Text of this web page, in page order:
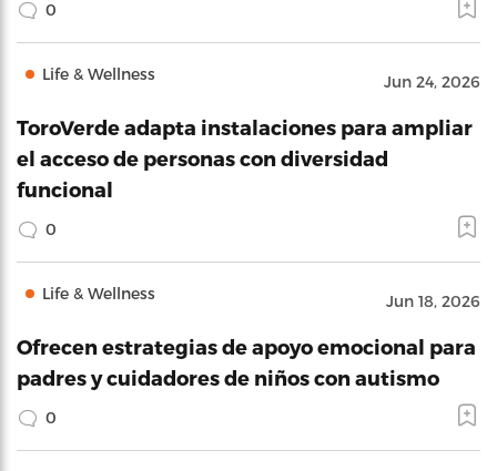
0
Life & Wellness Jun 24, 2026
ToroVerde adapta instalaciones para ampliar
el acceso de personas con diversidad
funcional
0
Life & Wellness Jun 18, 2026
Ofrecen estrategias de apoyo emocional para
padres y cuidadores de niños con autismo
0